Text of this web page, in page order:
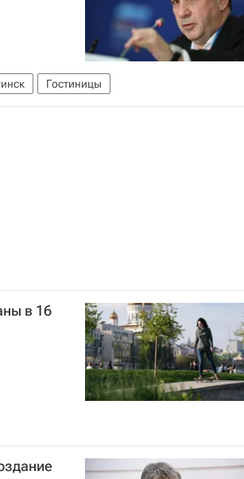
Гостиницы
в 16